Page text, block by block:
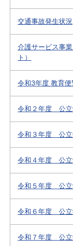
交通事故発生状況
介護サービス事
ト）
令和3年度 教育便
令和２年度 公立
令和３年度 公立
令和４年度 公立
令和５年度 公立
令和６年度 公立
令和７年度 公立